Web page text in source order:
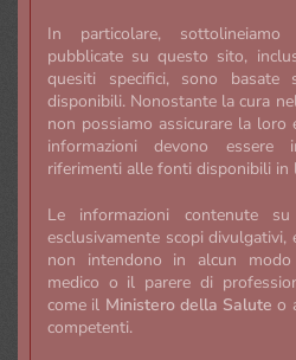
In particolare,
pubblicate su questo sito,
quesiti specifici, sono basate
disponibili. Nonostante la cura
non possiamo assicurare la loro
informazioni devono essere
riferimenti alle fonti disponibili in
Le informazioni contenute su
esclusivamente scopi divulgativi,
non intendono in alcun
medico o il parere di
come il Ministero della Salute o
competenti.